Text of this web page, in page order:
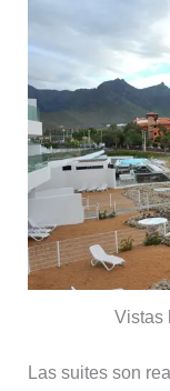
Vistas
Las suites son